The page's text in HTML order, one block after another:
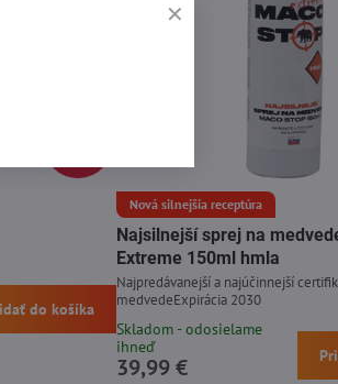
do košíka
Nová silnejšia receptúra
Najsilnejší sprej na
Extreme 150ml hmla
Najpredávanejší a najúčinnejší
medvedeExpirácia 2030
Skladom - odosielame
ihneď
39,99 €